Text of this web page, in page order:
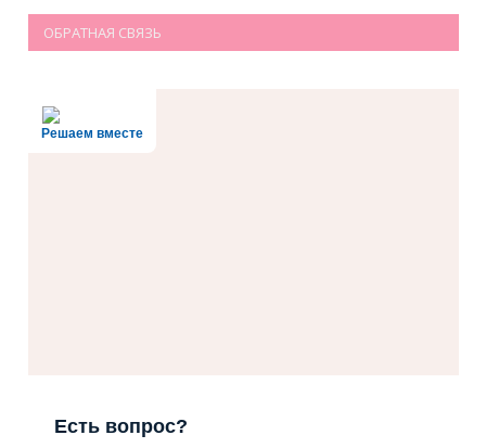
ОБРАТНАЯ СВЯЗЬ
Решаем вместе
Есть вопрос?